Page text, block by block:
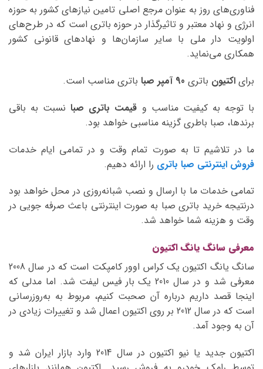
فناوری‌های روز به عنوان مرجع اصلی تامین نیازهای کشور به حوزه
انرژی و نهاد معتبر و تاثیرگذار در حوزه باتری است که در طرح‌های
اولویت دار ملی با سایر سازمان‌ها و نهادهای قانونی کشور
همکاری می‌نماید.
برای اکتیون باتری
باتری مناسب است.
با توجه به کیفیت مناسب و قیمت باتری صبانسبت به باقی
برندها، صبا باطری گزینه مناسبی خواهد بود.
ما در تلاشیم تا به صورت تمام وقت و در تمامی ایام خدمات
فروش اینترنتی صبا باتری را ارائه دهیم.
تمامی خدمات ما با ارسال و نصب شبانه‌روزی در محل خواهد بود
درنتیجه خرید باتری صبا به صورت اینترنتی باعث صرفه جویی در
وقت و هزینه شما خواهد شد.
معرفی سانگ یانگ اکتیون
سانگ یانگ اکتیون یک کراس اوور کامپکت است که در سال 2008
معرفی شد و در سال 2010 یک بار فیس لیفت شد. اما مدلی که
اینجا قصد داریم درباره آن صحبت کنیم، مربوط به به‌روزرسانی
است که در سال 2012 بر روی اکتیون اعمال شد و تغییرات زیادی در
آن به وجود آمد.
اکتیون جدید یا نیو اکتیون در سال 2014 وارد بازار ایران شد و